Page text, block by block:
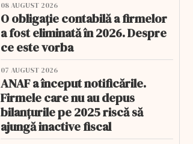
08 AUGUST 2026
O obligație contabilă a firmelor
a fost eliminată în 2026. Despre
ce este vorba
07 AUGUST 2026
ANAF a început notificările.
Firmele care nu au depus
bilanțurile pe 2025 riscă să
ajungă inactive fiscal